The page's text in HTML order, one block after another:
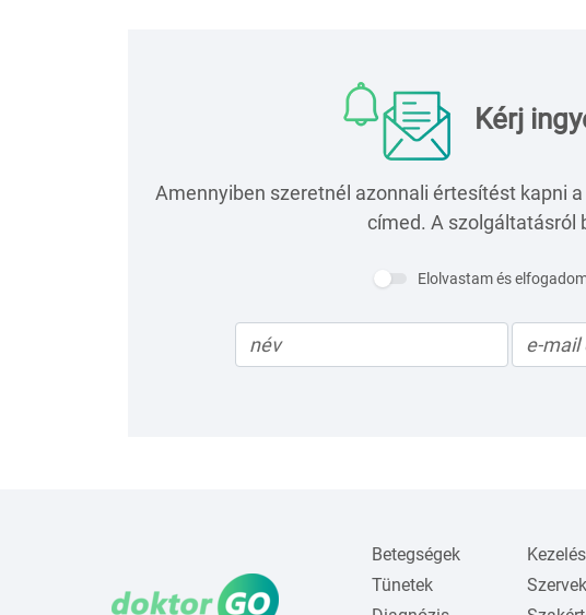
Kérj
Amennyiben szeretnél azonnali értesítést kapni
címed. A szolgáltatásról
Elolvastam és
Betegségek
Tünetek
Kezelés
Szervek